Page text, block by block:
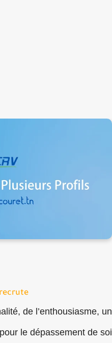
recrute
de
pour le dépassement de